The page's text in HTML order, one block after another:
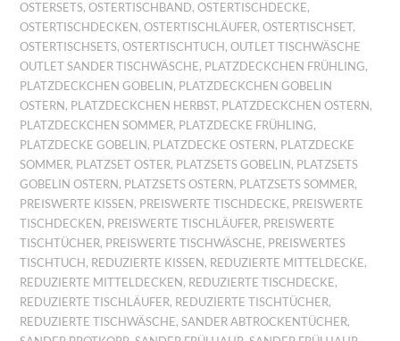
OSTERSETS,OSTERTISCHBAND,OSTERTISCHDECKE,
OSTERTISCHDECKEN ,OSTERTISCHLÄUFER,OSTERTISCHSET,
OSTERTISCHSETS,OSTERTISCHTUCH ,OUTLET TISCHWÄSCHE
OUTLET SANDER TISCHWÄSCHE, PLATZDECKCHEN FRÜHLING,
PLATZDECKCHEN GOBELIN , PLATZDECKCHEN GOBELIN
OSTERN , PLATZDECKCHEN HERBST, PLATZDECKCHEN OSTERN ,
PLATZDECKCHEN SOMMER, PLATZDECKE FRÜHLING,
PLATZDECKE GOBELIN , PLATZDECKE OSTERN , PLATZDECKE
SOMMER, PLATZSET OSTER, PLATZSETS GOBELIN , PLATZSETS
GOBELIN OSTERN , PLATZSETS OSTERN , PLATZSETS SOMMER,
PREISWERTE KISSEN , PREISWERTE TISCHDECKE, PREISWERTE
TISCHDECKEN , PREISWERTE TISCHLÄUFER, PREISWERTE
TISCHTÜCHER, PREISWERTE TISCHWÄSCHE, PREISWERTES
TISCHTUCH , REDUZIERTE KISSEN , REDUZIERTE MITTELDECKE,
REDUZIERTE MITTELDECKEN , REDUZIERTE TISCHDECKE,
REDUZIERTE TISCHLÄUFER, REDUZIERTE TISCHTÜCHER,
REDUZIERTE TISCHWÄSCHE,SANDER ABTROCKENTÜCHER,